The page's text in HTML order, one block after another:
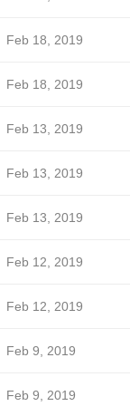
Feb 18, 2019
Feb 18, 2019
Feb 13, 2019
Feb 13, 2019
Feb 13, 2019
Feb 12, 2019
Feb 12, 2019
Feb 9, 2019
Feb 9, 2019